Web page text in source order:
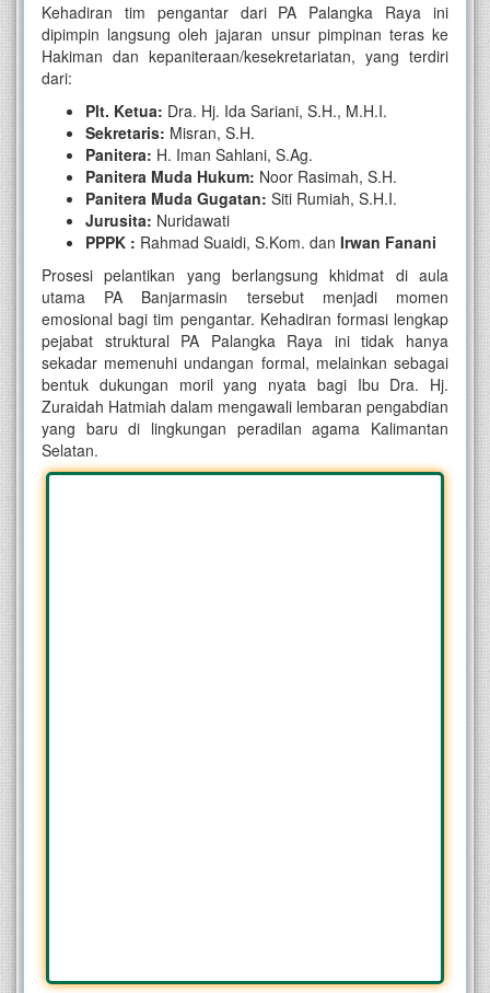
Kehadiran tim pengantar dari PA Palangka Raya ini
dipimpin langsung oleh jajaran unsur pimpinan teras ke
Hakiman dan kepaniteraan/kesekretariatan, yang terdiri
dari:
Plt. Ketua: Dra. Hj. Ida Sariani, S.H., M.H.I.
Sekretaris: Misran, S.H.
Panitera: H. Iman Sahlani, S.Ag.
Panitera Muda Hukum: Noor Rasimah, S.H.
Panitera Muda Gugatan: Siti Rumiah, S.H.I.
Jurusita: Nuridawati
PPPK : Rahmad Suaidi, S.Kom. dan Irwan Fanani
Prosesi pelantikan yang berlangsung khidmat di aula
utama PA Banjarmasin tersebut menjadi momen
emosional bagi tim pengantar. Kehadiran formasi lengkap
pejabat struktural PA Palangka Raya ini tidak hanya
sekadar memenuhi undangan formal, melainkan sebagai
bentuk dukungan moril yang nyata bagi Ibu Dra. Hj.
Zuraidah Hatmiah dalam mengawali lembaran pengabdian
yang baru di lingkungan peradilan agama Kalimantan
Selatan.